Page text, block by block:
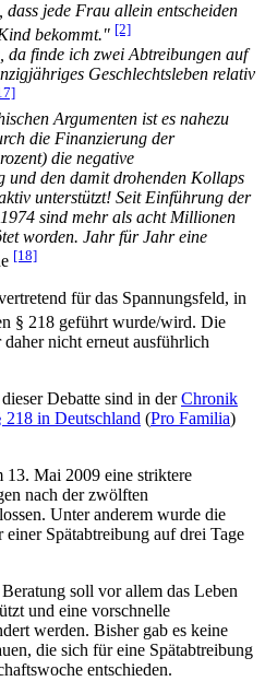
jede Frau allein entscheiden
bekommt." [2]
da finde ich zwei Abtreibungen auf
Geschlechtsleben relativ
Argumenten ist es nahezu
die Finanzierung der
die negative
und den damit drohenden Kollaps
unterstützt! Seit Einführung der
sind mehr als acht Millionen
worden. Jahr für Jahr eine
[18]
für das Spannungsfeld, in
§ 218 geführt wurde/wird. Die
nicht erneut ausführlich
Debatte sind in derChronik
218 in Deutschland (Pro Familia)
13. Mai 2009 eine striktere
nach der zwölften
Unter anderem wurde die
Spätabtreibung auf drei Tage
soll vor allem das Leben
und eine vorschnelle
werden. Bisher gab es keine
die sich für eine Spätabtreibung
entschieden.